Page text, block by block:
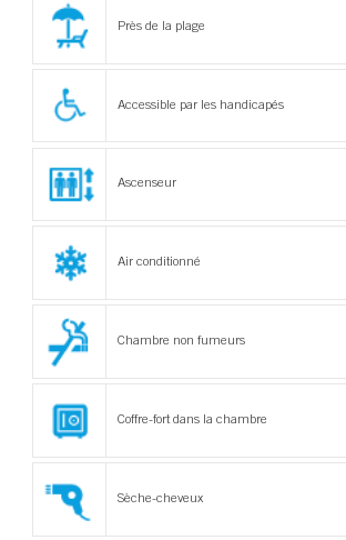
Près de la plage
Accessible par les handicapés
Ascenseur
Air conditionné
Chambre non fumeurs
Coffre-fort dans la chambre
Sèche-cheveux